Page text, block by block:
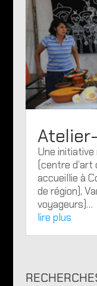
Une initiative
(centre
accueillie à
de région),
voyageurs)…
lire plus